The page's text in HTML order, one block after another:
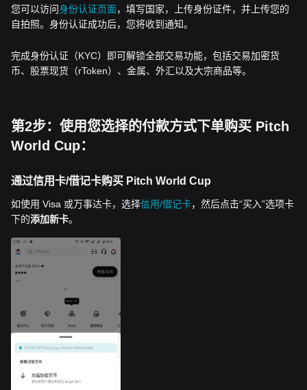
您可以访问身份认证页面，填写国家，上传身份证件，并上传您的
自拍照。身份认证成功后，您将收到通知。
完成身份认证（KYC）即可解锁全部交易功能，包括交易加密货
币、股票现货（rToken）、金属、外汇以及大宗商品等。
第2步：使用您选择的付款方式下单购买 Pitch
World Cup：
通过信用卡/借记卡购买 Pitch World Cup
如使用 Visa 或万事达卡，选择信用/借记卡，然后点击“买入”选项卡
下的添加新卡。